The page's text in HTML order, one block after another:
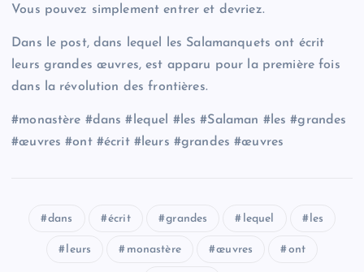
Vous pouvez simplement entrer et devriez.
Dans le post, dans lequel les Salamanquets ont écrit
leurs grandes œuvres, est apparu pour la première fois
dans la révolution des frontières.
#monastère #dans #lequel #les #Salaman #les #grandes
#œuvres #ont #écrit #leurs #grandes #œuvres
dans écrit grandes lequel les
leurs monastère œuvres ont